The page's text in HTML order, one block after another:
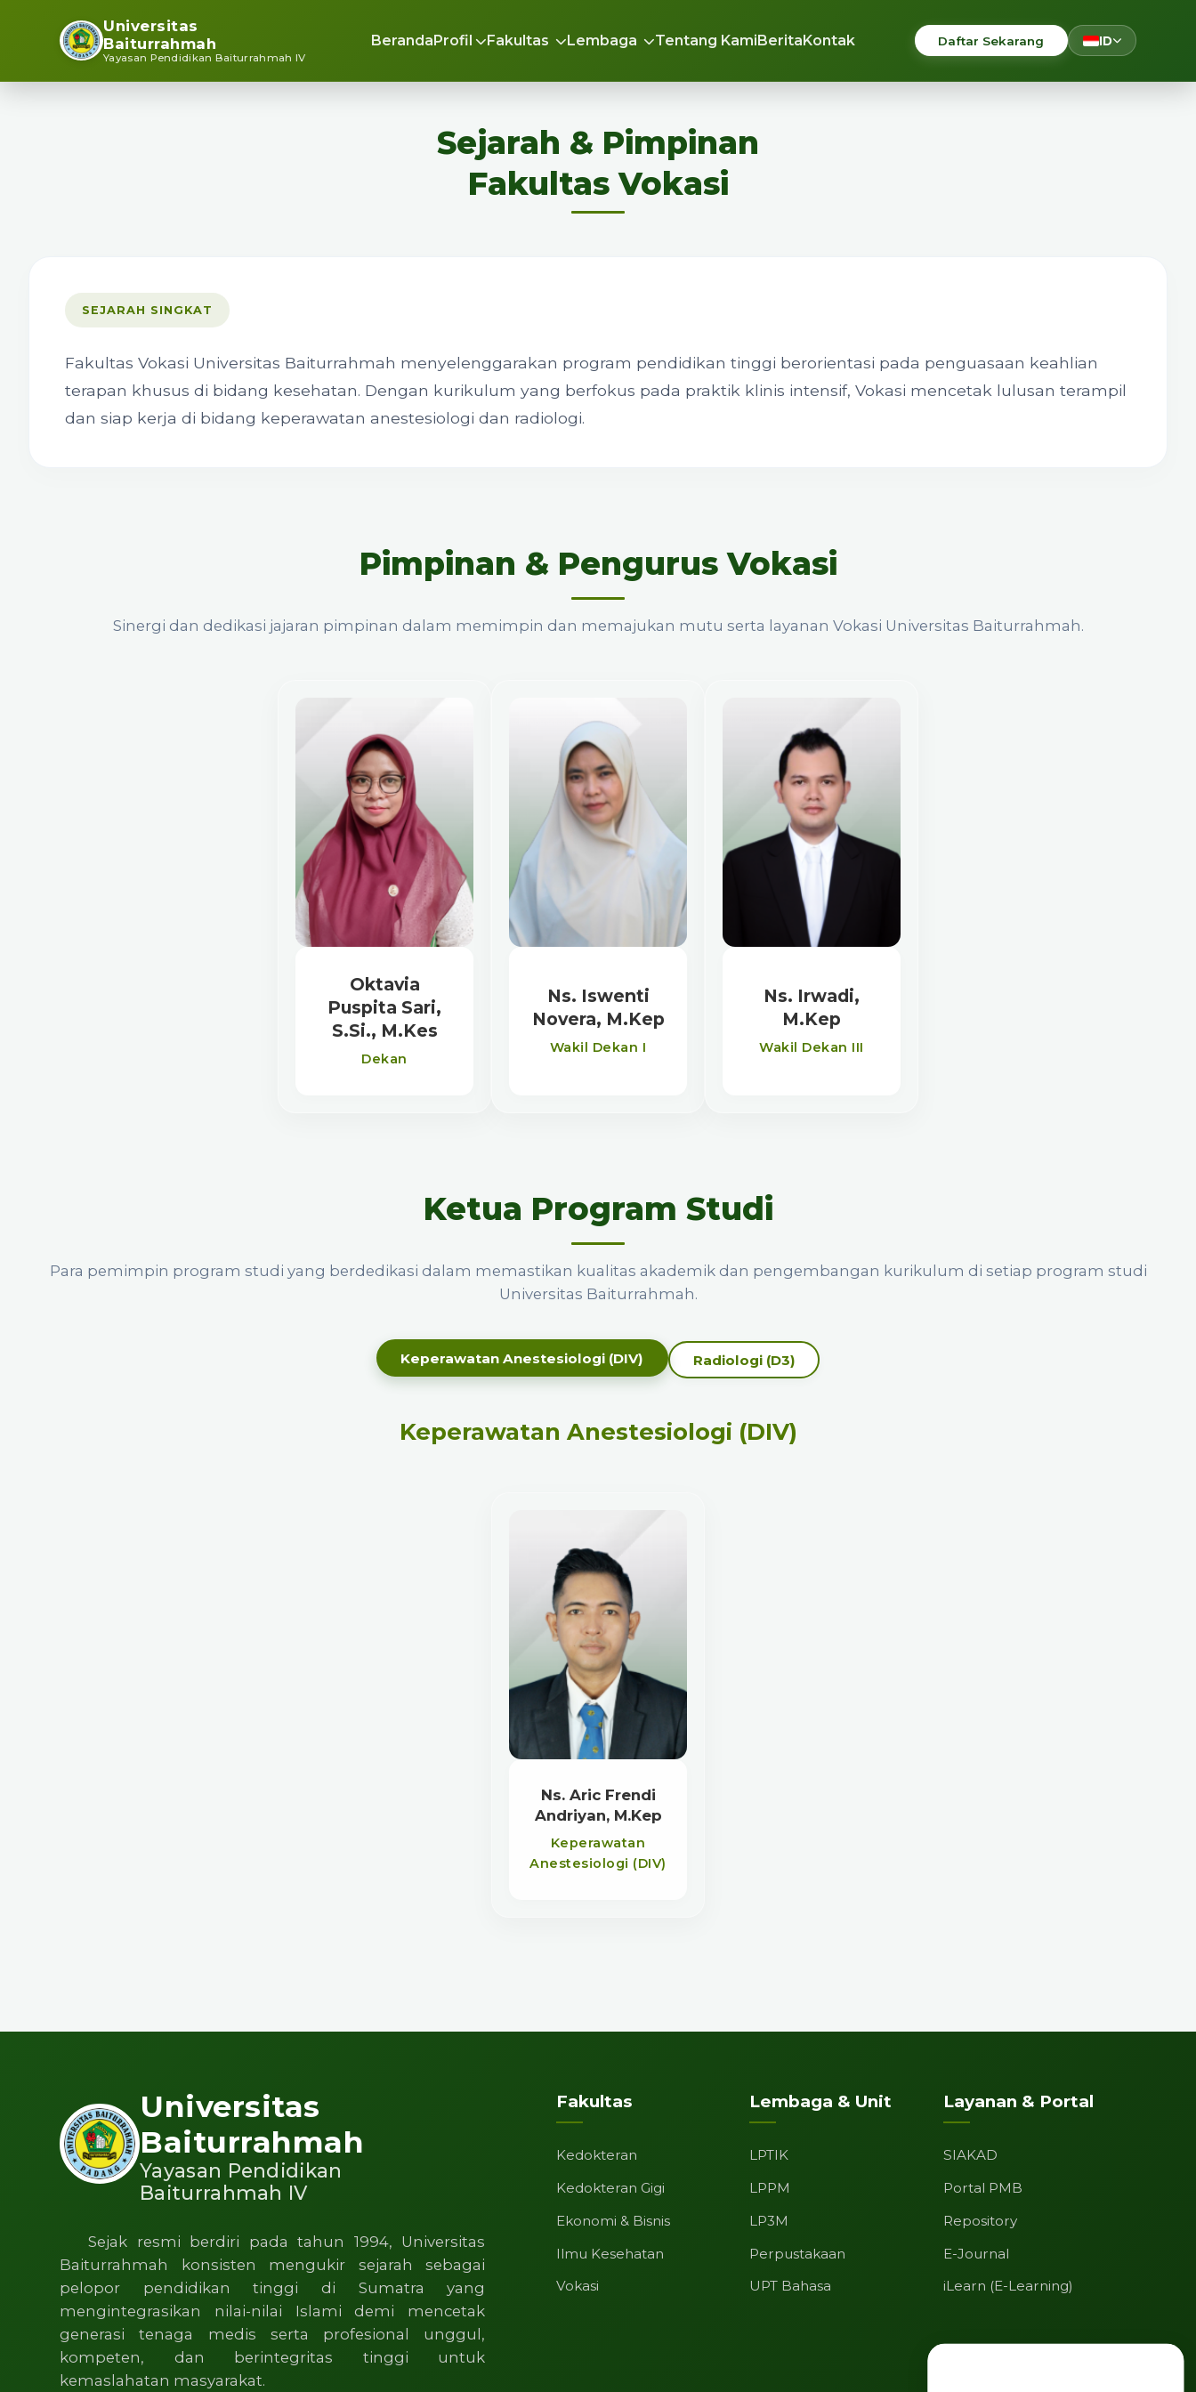
Universitas
Baiturrahmah
Yayasan Pendidikan Baiturrahmah IV
Beranda Profil Fakultas Lembaga Tentang Kami Berita Kontak Daftar Sekarang ID
Sejarah & Pimpinan
Fakultas Vokasi
SEJARAH SINGKAT
Fakultas Vokasi Universitas Baiturrahmah menyelenggarakan program pendidikan tinggi berorientasi pada penguasaan keahlian
terapan khusus di bidang kesehatan. Dengan kurikulum yang berfokus pada praktik klinis intensif, Vokasi mencetak lulusan terampil
dan siap kerja di bidang keperawatan anestesiologi dan radiologi.
Pimpinan & Pengurus Vokasi
Sinergi dan dedikasi jajaran pimpinan dalam memimpin dan memajukan mutu serta layanan Vokasi Universitas Baiturrahmah.
Oktavia
Puspita Sari,
S.Si., M.Kes
Dekan
Ns. Iswenti
Novera, M.Kep
Wakil Dekan I
Ns. Irwadi,
M.Kep
Wakil Dekan III
Ketua Program Studi
Para pemimpin program studi yang berdedikasi dalam memastikan kualitas akademik dan pengembangan kurikulum di setiap program studi
Universitas Baiturrahmah.
Keperawatan Anestesiologi (DIV) Radiologi (D3)
Keperawatan Anestesiologi (DIV)
Ns. Aric Frendi
Andriyan, M.Kep
Keperawatan
Anestesiologi (DIV)
Universitas
Baiturrahmah
Yayasan Pendidikan
Baiturrahmah IV
Sejak resmi berdiri pada tahun 1994, Universitas
Baiturrahmah konsisten mengukir sejarah sebagai
pelopor pendidikan tinggi di Sumatra yang
mengintegrasikan nilai-nilai Islami demi mencetak
generasi tenaga medis serta profesional unggul,
kompeten, dan berintegritas tinggi untuk
kemaslahatan masyarakat.
Fakultas
Kedokteran
Kedokteran Gigi
Ekonomi & Bisnis
Ilmu Kesehatan
Vokasi
Lembaga & Unit
LPTIK
LPPM
LP3M
Perpustakaan
UPT Bahasa
Layanan & Portal
SIAKAD
Portal PMB
Repository
E-Journal
iLearn (E-Learning)